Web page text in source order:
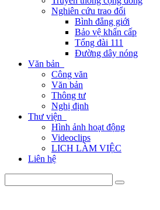
Nghiên cứu trao đổi
Bình đẳng giới
Bảo vệ khẩn cấp
Tổng đài 111
Đường dây nóng
Văn bản
Công văn
Văn bản
Thông tư
Nghị định
Thư viện
Hình ảnh hoạt động
Videoclips
LICH LÀM VIỆC
Liên hệ